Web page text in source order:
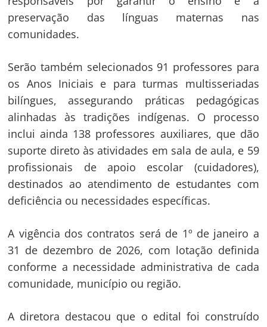
preservação das línguas maternas nas
comunidades.
Serão também selecionados 91 professores para
os Anos Iniciais e para turmas multisseriadas
bilíngues, assegurando práticas pedagógicas
alinhadas às tradições indígenas. O processo
inclui ainda 138 professores auxiliares, que dão
suporte direto às atividades em sala de aula, e 59
profissionais de apoio escolar (cuidadores),
destinados ao atendimento de estudantes com
deficiência ou necessidades específicas.
A vigência dos contratos será de 1º de janeiro a
31 de dezembro de 2026, com lotação definida
conforme a necessidade administrativa de cada
comunidade, município ou região.
A diretora destacou que o edital foi construído
Navegação
de